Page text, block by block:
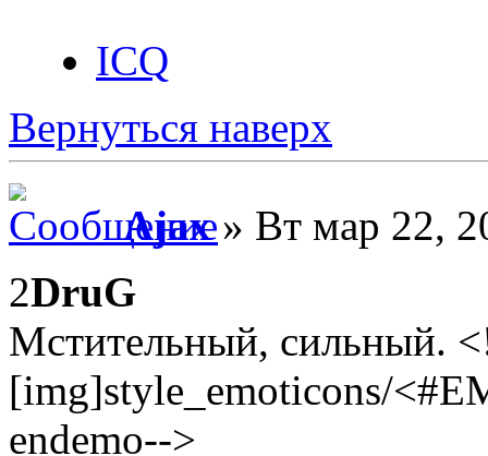
ICQ
Вернуться наверх
Ajax» Вт мар 22,
2DruG
Мстительный, сильный.
[img]style_emoticons/
endemo-->